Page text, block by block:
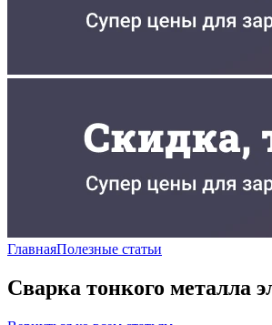
ГлавнаяПолезные статьи
Сварка тонкого металла